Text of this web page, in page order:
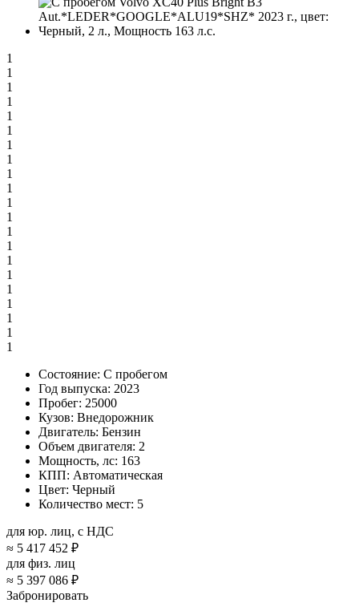
1
1
1
1
1
1
1
1
1
1
1
1
1
1
1
1
1
1
1
1
1
Состояние: С пробегом
Год выпуска: 2023
Пробег: 25000
Кузов: Внедорожник
Двигатель: Бензин
Объем двигателя: 2
Мощность, лс: 163
КПП: Автоматическая
Цвет: Черный
Количество мест: 5
для юр. лиц, с НДС
≈ 5 417 452 ₽
для физ. лиц
≈ 5 397 086 ₽
Забронировать